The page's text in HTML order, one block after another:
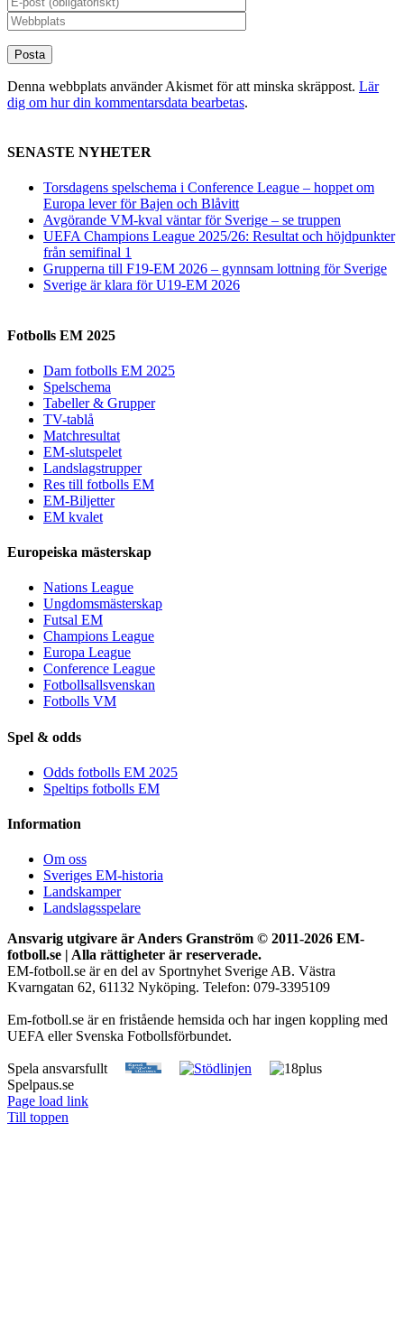
Denna webbplats använder Akismet för att minska skräppost. Lär
dig om hur din kommentarsdata bearbetas.
SENASTE NYHETER
Torsdagens spelschema i Conference League – hoppet om
Europa lever för Bajen och Blåvitt
Avgörande VM-kval väntar för Sverige – se truppen
UEFA Champions League 2025/26: Resultat och höjdpunkter
från semifinal 1
Grupperna till F19-EM 2026 – gynnsam lottning för Sverige
Sverige är klara för U19-EM 2026
Fotbolls EM 2025
Dam fotbolls EM 2025
Spelschema
Tabeller & Grupper
TV-tablå
Matchresultat
EM-slutspelet
Landslagstrupper
Res till fotbolls EM
EM-Biljetter
EM kvalet
Europeiska mästerskap
Nations League
Ungdomsmästerskap
Futsal EM
Champions League
Europa League
Conference League
Fotbollsallsvenskan
Fotbolls VM
Spel & odds
Odds fotbolls EM 2025
Speltips fotbolls EM
Information
Om oss
Sveriges EM-historia
Landskamper
Landslagsspelare
Ansvarig utgivare är Anders Granström © 2011-2026 EM-
fotboll.se | Alla rättigheter är reserverade.
EM-fotboll.se är en del av Sportnyhet Sverige AB. Västra
Kvarngatan 62, 61132 Nyköping. Telefon: 079-3395109
Em-fotboll.se är en fristående hemsida och har ingen koppling med
UEFA eller Svenska Fotbollsförbundet.
Spela ansvarsfullt
Spelpaus.se
Page load link
Till toppen